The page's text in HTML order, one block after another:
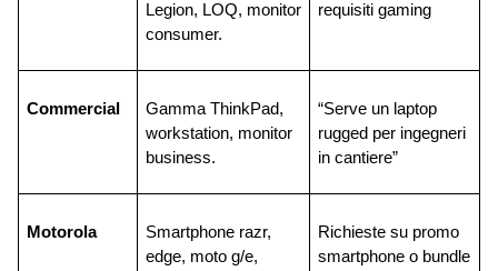
Legion, LOQ, monitor
consumer.
requisiti gaming
Commercial
Gamma ThinkPad,
workstation, monitor
business.
“Serve un laptop
rugged per ingegneri
in cantiere”
Motorola
Smartphone razr,
edge, moto g/e,
Richieste su promo
smartphone o bundle